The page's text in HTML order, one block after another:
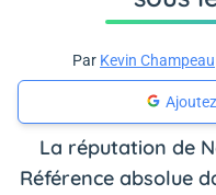
Par Kevin Champeau
La réputation de
Référence absolue